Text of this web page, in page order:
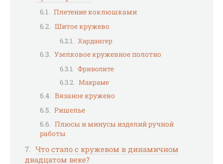
Плетение коклюшками
Шитое кружево
Хардангер
Узелковое кружевное полотно
Фриволите
Макраме
Вязаное кружево
Ришелье
Плюсы и минусы изделий ручной
работы
Что стало с кружевом в динамичном
двадцатом веке?